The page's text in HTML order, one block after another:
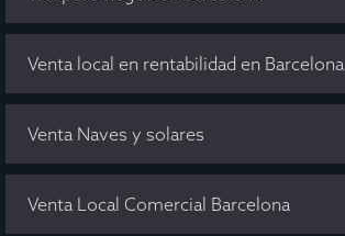
Venta local en rentabilidad en Barcelona
Venta Naves y solares
Venta Local Comercial Barcelona